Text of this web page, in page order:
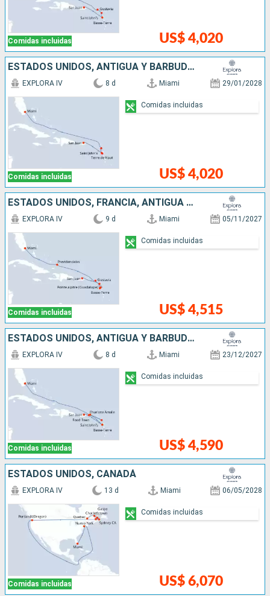
Comidas incluidas US$ 4,020
ESTADOS UNIDOS, ANTIGUA Y BARBUDA, PUERTO RICO
Comidas incluidas
EXPLORA IV 8 d Miami 29/01/2028
US$ 4,020
Comidas incluidas
ESTADOS UNIDOS, FRANCIA, ANTIGUA Y BARBUDA, PUERTO RICO
Comidas incluidas
EXPLORA IV 9 d Miami 05/11/2027
US$ 4,515
Comidas incluidas
ESTADOS UNIDOS, ANTIGUA Y BARBUDA, PUERTO RICO
Comidas incluidas
EXPLORA IV 8 d Miami 23/12/2027
US$ 4,590
Comidas incluidas
ESTADOS UNIDOS, CANADÁ
Comidas incluidas
EXPLORA IV 13 d Miami 06/05/2028
US$ 6,070
Comidas incluidas